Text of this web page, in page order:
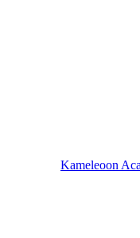
Kameleoon